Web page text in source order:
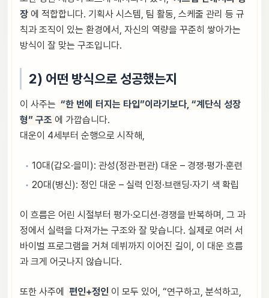
장 에 적합합니다. 기획사 시스템, 팀 활동, 스케줄 관리 등 규
칙과 조직이 있는 환경에서, 자신의 역량을 꾸준히 쌓아가는
방식이 잘 맞는 구조입니다.
2) 어떤 방식으로 성공했는지
이 사주는 “한 번에 터지는 타입”이라기보다, “계단식 성장
형” 구조 에 가깝습니다.
대운이 4세부터 순행으로 시작해,
10대(갑오·을미): 관성(정관·편관) 대운 – 경쟁·평가·훈련
20대(병신): 정인 대운 – 실력 인정·브랜딩·자기 색 확립
이 흐름은 어린 시절부터 평가·오디션·경쟁을 반복하며, 그 과
정에서 실력을 다져가는 구조와 잘 맞습니다. 실제로 여러 서
바이벌 프로그램을 거쳐 데뷔까지 이어진 길이, 이 대운 흐름
과 크게 어긋나지 않습니다.
또한 사주에 편인+정인 이 모두 있어, “연구하고, 분석하고,